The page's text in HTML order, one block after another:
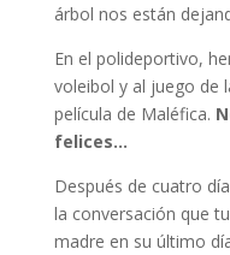
árbol nos están
En el polideportivo,
voleibol y al juego de
película de Maléfica.
felices…
Después de cuatro
la conversación que
madre en su último